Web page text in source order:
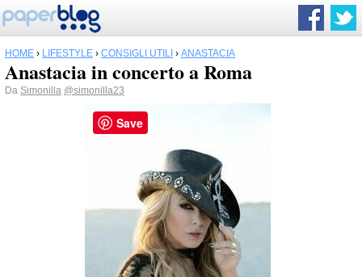
HOME › LIFESTYLE › CONSIGLI UTILI › ANASTACIA
Anastacia in concerto a Roma
Da Simonilla @simonilla23
Save